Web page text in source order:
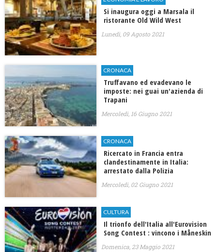
Si inaugura oggi a Marsala il
ristorante Old Wild West
Lunedì, 09 Agosto 2021
CRONACA
Truffavano ed evadevano le
imposte: nei guai un'azienda di
Trapani
Mercoledì, 16 Giugno 2021
CRONACA
Ricercato in Francia entra
clandestinamente in Italia:
arrestato dalla Polizia
Mercoledì, 02 Giugno 2021
CULTURA
Il trionfo dell'Italia all'Eurovision
Song Contest : vincono i Måneskin
Domenica, 23 Maggio 2021